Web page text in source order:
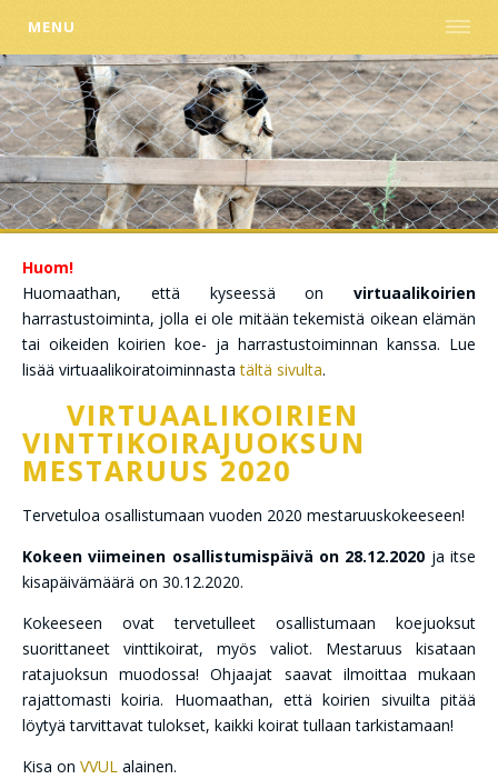
MENU
Huom!
Huomaathan, että kyseessä on virtuaalikoirien
harrastustoiminta, jolla ei ole mitään tekemistä oikean elämän
tai oikeiden koirien koe- ja harrastustoiminnan kanssa. Lue
lisää virtuaalikoiratoiminnastatältä sivulta.
VIRTUAALIKOIRIEN
VINTTIKOIRAJUOKSUN
MESTARUUS 2020
Tervetuloa osallistumaan vuoden 2020 mestaruuskokeeseen!
Kokeen viimeinen osallistumispäivä on 28.12.2020 ja itse
kisapäivämäärä on 30.12.2020.
Kokeeseen ovat tervetulleet osallistumaan koejuoksut
suorittaneet vinttikoirat, myös valiot. Mestaruus kisataan
ratajuoksun muodossa! Ohjaajat saavat ilmoittaa mukaan
rajattomasti koiria. Huomaathan, että koirien sivuilta pitää
löytyä tarvittavat tulokset, kaikki koirat tullaan tarkistamaan!
Kisa on VVUL alainen.